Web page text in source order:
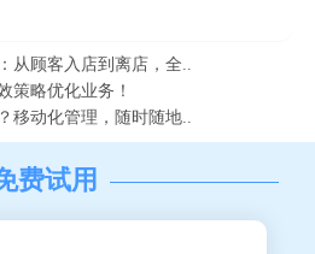
从顾客入店到离店，全..
策略优化业务！
移动化管理，随时随地..
费试用